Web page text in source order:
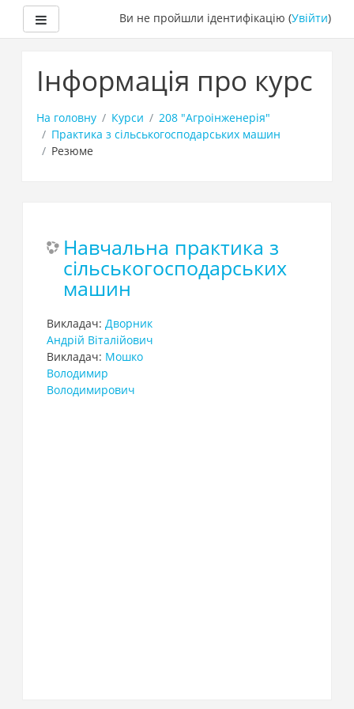
головного
Бокова панельВи не пройшли ідентифікацію (Увійти)
Інформація про курс
На головну Курси
208 "Агроінженерія"
Практика з сільськогосподарських машин
Резюме
Навчальна практика з
сільськогосподарських
машин
Викладач: Дворник
Андрій Віталійович
Викладач: Мошко
Володимир
Володимирович